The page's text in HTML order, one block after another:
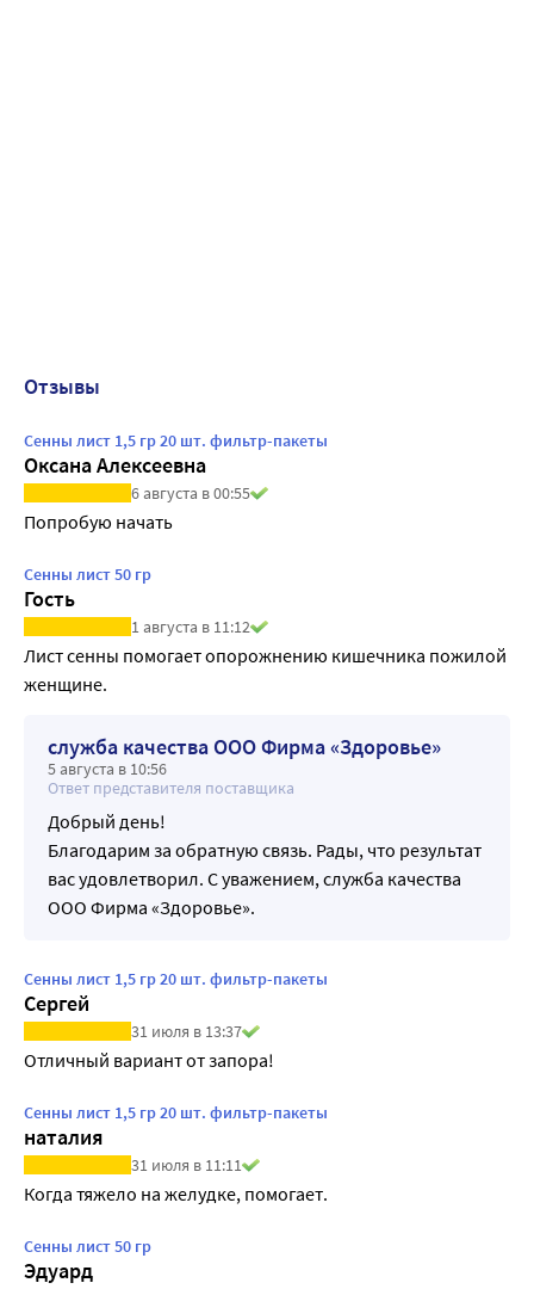
Отзывы
Сенны лист 1,5 гр 20 шт. фильтр-пакеты
Оксана Алексеевна
6 августа в 00:55
Попробую начать
Сенны лист 50 гр
Гость
1 августа в 11:12
Лист сенны помогает опорожнению кишечника пожилой
женщине.
служба качества ООО Фирма «Здоровье»
5 августа в 10:56
Ответ представителя поставщика
Добрый день!
Благодарим за обратную связь. Рады, что результат
вас удовлетворил. С уважением, служба качества
ООО Фирма «Здоровье».
Сенны лист 1,5 гр 20 шт. фильтр-пакеты
Сергей
31 июля в 13:37
Отличный вариант от запора!
Сенны лист 1,5 гр 20 шт. фильтр-пакеты
наталия
31 июля в 11:11
Когда тяжело на желудке, помогает.
Сенны лист 50 гр
Эдуард